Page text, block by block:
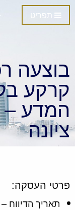
בוצעה
קרקע
המדע –
ציונה
פרטי העסקה:
תאריך הדיווח – 14.12.2022.